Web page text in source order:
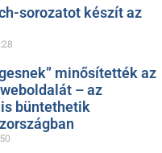
sorozatot készít az
minősítették az
– az
büntethetik